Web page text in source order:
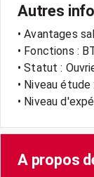
Autres
• Avantages
• Fonctions :
• Statut :
• Niveau étude
• Niveau
A propos